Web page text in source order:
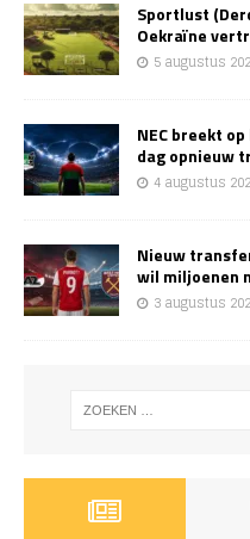
Sportlust
Oekraïne
5 augustus
NEC breekt
dag opnieuw
4 augustus
Nieuw
wil miljoenen
3 augustus